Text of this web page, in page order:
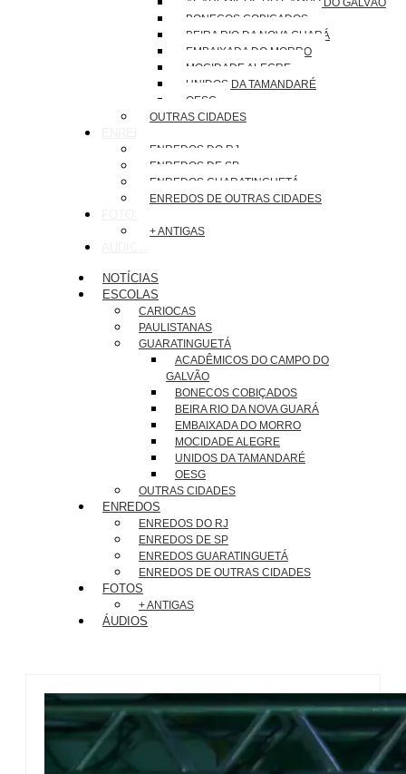
BONECOS COBIÇADOS
BEIRA RIO DA NOVA GUARÁ
EMBAIXADA DO MORRO
MOCIDADE ALEGRE
UNIDOS DA TAMANDARÉ
OESG
OUTRAS CIDADES
ENREDOS DO RJ
ENREDOS DE SP
ENREDOS GUARATINGUETÁ
ENREDOS DE OUTRAS CIDADES
+ ANTIGAS
NOTÍCIAS
ESCOLAS
CARIOCAS
PAULISTANAS
GUARATINGUETÁ
ACADÊMICOS DO CAMPO DO
GALVÃO
BONECOS COBIÇADOS
BEIRA RIO DA NOVA GUARÁ
EMBAIXADA DO MORRO
MOCIDADE ALEGRE
UNIDOS DA TAMANDARÉ
OESG
OUTRAS CIDADES
ENREDOS
ENREDOS DO RJ
ENREDOS DE SP
ENREDOS GUARATINGUETÁ
ENREDOS DE OUTRAS CIDADES
FOTOS
+ ANTIGAS
ÁUDIOS